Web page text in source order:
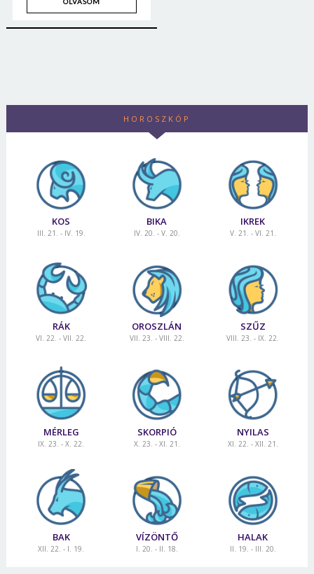
HOROSZKÓP
KOS
III. 21. - IV. 19.
BIKA
IV. 20. - V. 20.
IKREK
V. 21. - VI. 21.
RÁK
VI. 22. - VII. 22.
OROSZLÁN
VII. 23. - VIII. 22.
SZŰZ
VIII. 23. - IX. 22.
MÉRLEG
IX. 23. - X. 22.
SKORPIÓ
X. 23. - XI. 21.
NYILAS
XI. 22. - XII. 21.
BAK
XII. 22. - I. 19.
VÍZÖNTŐ
I. 20. - II. 18.
HALAK
II. 19. - III. 20.